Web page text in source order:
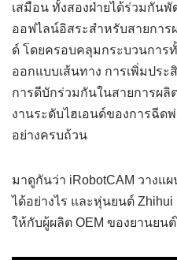
เสมือน ทั้งสองฝ่ายได้ร่วมกัน
ออฟไลน์อิสระสำหรับสายกา
ด์ โดยครอบคลุมกระบวนการ
ออกแบบเส้นทาง การเพิ่มปร
การดีบักร่วมกันในสายการผ
งานระดับไฮเอนด์ของการฉีด
อย่างครบถ้วน
มาดูกันว่า iRobotCAM วางแ
ได้อย่างไร และหุ่นยนต์
ให้กับผู้ผลิต OEM ของยานยนต์